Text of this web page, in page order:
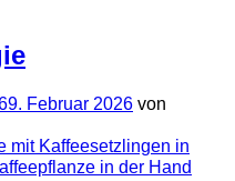
9. Februar 2026 von